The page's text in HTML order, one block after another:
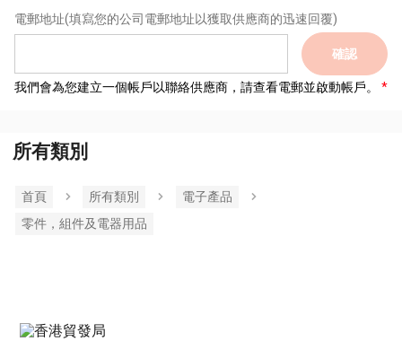
電郵地址(填寫您的公司電郵地址以獲取供應商的迅速回覆)
確認
我們會為您建立一個帳戶以聯絡供應商，請查看電郵並啟動帳戶。
所有類別
首頁 所有類別
電子產品
零件，組件及電器用品